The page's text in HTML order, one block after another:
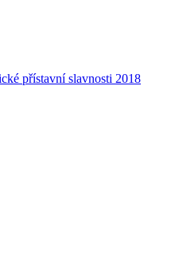
přístavní slavnosti 2018